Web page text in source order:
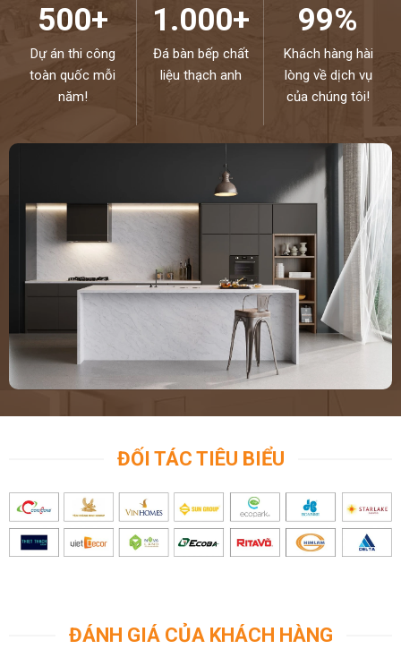
500+
Dự án thi công
toàn quốc mỗi
năm!
1.000+
Đá bàn bếp chất
liệu thạch anh
99%
Khách hàng hài
lòng về dịch vụ
của chúng tôi!
ĐỐI TÁC TIÊU BIỂU
ĐÁNH GIÁ CỦA KHÁCH HÀNG